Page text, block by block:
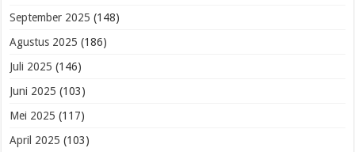
September 2025 (148)
Agustus 2025 (186)
Juli 2025 (146)
Juni 2025 (103)
Mei 2025 (117)
April 2025 (103)